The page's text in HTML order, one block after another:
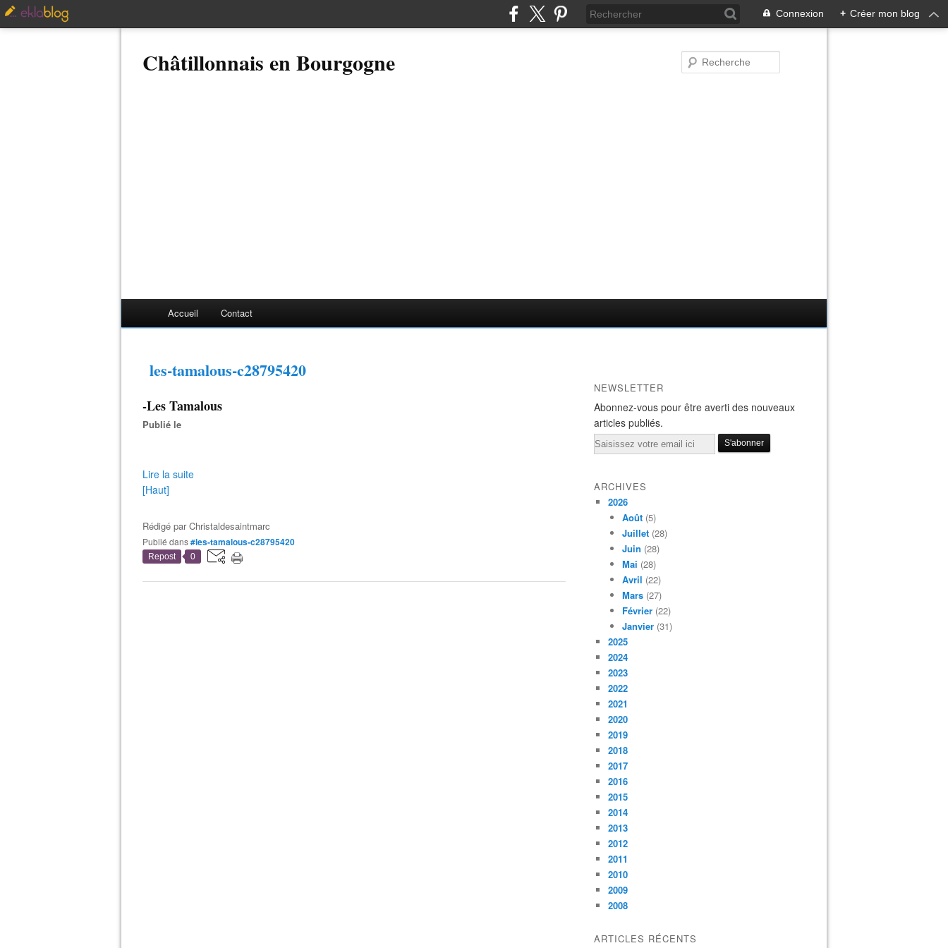
Connexion + Créer mon blog
Châtillonnais en Bourgogne
Accueil Contact
les-tamalous-c28795420
-Les Tamalous
Publié le
Lire la suite
[Haut]
Rédigé parChristaldesaintmarc
Publié dans#les-tamalous-c28795420
Repost 0
NEWSLETTER
Abonnez-vous pour être averti des nouveaux
articles publiés.
Email
ARCHIVES
2026
Août (5)
Juillet (28)
Juin (28)
Mai (28)
Avril (22)
Mars (27)
Février (22)
Janvier (31)
2025
2024
2023
2022
2021
2020
2019
2018
2017
2016
2015
2014
2013
2012
2011
2010
2009
2008
ARTICLES RÉCENTS